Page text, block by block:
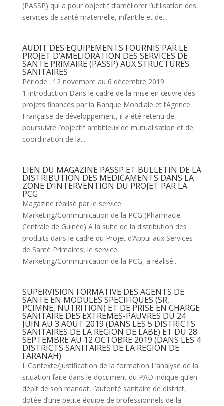
(PASSP) qui a pour objectif d’améliorer l’utilisation des
services de santé maternelle, infantile et de...
AUDIT DES EQUIPEMENTS FOURNIS PAR LE
PROJET D’AMELIORATION DES SERVICES DE
SANTE PRIMAIRE (PASSP) AUX STRUCTURES
SANITAIRES
Période : 12 novembre au 6 décembre 2019
1.Introduction Dans le cadre de la mise en œuvre des
projets financés par la Banque Mondiale et l’Agence
Française de développement, il a été retenu de
poursuivre l’objectif ambitieux de mutualisation et de
coordination de la...
LIEN DU MAGAZINE PASSP ET BULLETIN DE LA
DISTRIBUTION DES MEDICAMENTS DANS LA
ZONE D’INTERVENTION DU PROJET PAR LA
PCG
Magazine réalisé par le service
Marketing/Communication de la PCG (Pharmacie
Centrale de Guinée) A la suite de la distribution des
produits dans le cadre du Projet d’Appui aux Services
de Santé Primaires, le service
Marketing/Communication de la PCG, a réalisé...
SUPERVISION FORMATIVE DES AGENTS DE
SANTE EN MODULES SPECIFIQUES (SR,
PCIMNE, NUTRITION) ET DE PRISE EN CHARGE
SANITAIRE DES EXTREMES-PAUVRES DU 24
JUIN AU 3 AOUT 2019 (DANS LES 5 DISTRICTS
SANITAIRES DE LA REGION DE LABE) ET DU 28
SEPTEMBRE AU 12 OCTOBRE 2019 (DANS LES 4
DISTRICTS SANITAIRES DE LA REGION DE
FARANAH)
I. Contexte/Justification de la formation L’analyse de la
situation faite dans le document du PAD indique qu’en
dépit de son mandat, l’autorité sanitaire de district,
dotée d’une petite équipe de professionnels de la